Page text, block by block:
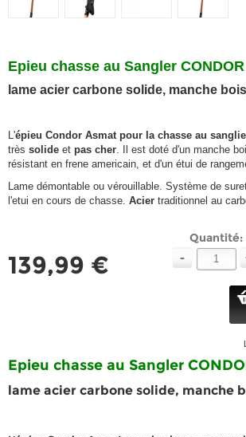
Epieu chasse au Sangler CONDOR
lame acier carbone solide, manche
L'épieu Condor Asmat pour la chasse au
très solide et pas cher. Il est doté d'un manche
résistant en frene americain, et d'un étui de
Lame démontable ou vérouillable. Système de
l'etui en cours de chasse. Acier traditionnel au
139,99 €
Quantité:
-
Epieu chasse au Sangler
lame acier carbone solide, manche